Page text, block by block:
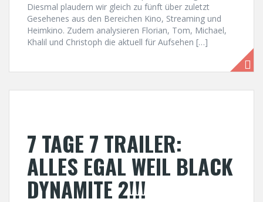
Diesmal plaudern wir gleich zu fünft über zuletzt
Gesehenes aus den Bereichen Kino, Streaming und
Heimkino. Zudem analysieren Florian, Tom, Michael,
Khalil und Christoph die aktuell für Aufsehen […]
7 TAGE 7 TRAILER:
ALLES EGAL WEIL BLACK
DYNAMITE 2!!!